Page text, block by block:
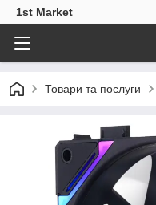
1st Market
Товари та послуги